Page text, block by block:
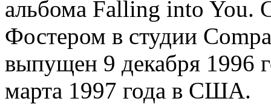
альбома Falling into You.
Фостером в студии
выпущен 9 декабря 1996
марта 1997 года в США.